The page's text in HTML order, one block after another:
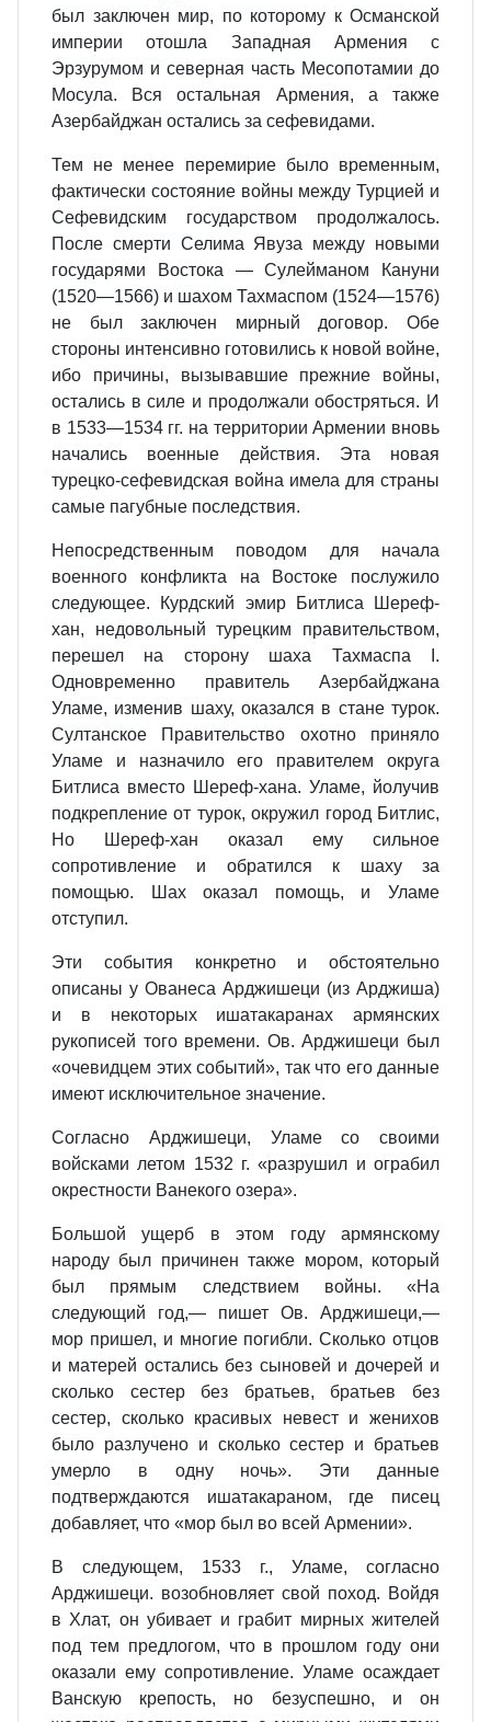
был заключен мир, по которому к Османской
империи отошла Западная Армения с
Эрзурумом и северная часть Месопотамии до
Мосула. Вся остальная Армения, а также
Азербайджан остались за сефевидами.
Тем не менее перемирие было временным,
фактически состояние войны между Турцией и
Сефевидским государством продолжалось.
После смерти Селима Явуза между новыми
государями Востока — Сулейманом Кануни
(1520—1566) и шахом Тахмаспом (1524—1576)
не был заключен мирный договор. Обе
стороны интенсивно готовились к новой войне,
ибо причины, вызывавшие прежние войны,
остались в силе и продолжали обостряться. И
в 1533—1534 гг. на территории Армении вновь
начались военные действия. Эта новая
турецко-сефевидская война имела для страны
самые пагубные последствия.
Непосредственным поводом для начала
военного конфликта на Востоке послужило
следующее. Курдский эмир Битлиса Шереф-
хан, недовольный турецким правительством,
перешел на сторону шаха Тахмаспа I.
Одновременно правитель Азербайджана
Уламе, изменив шаху, оказался в стане турок.
Султанское Правительство охотно приняло
Уламе и назначило его правителем округа
Битлиса вместо Шереф-хана. Уламе, йолучив
подкрепление от турок, окружил город Битлис,
Но Шереф-хан оказал ему сильное
сопротивление и обратился к шаху за
помощью. Шах оказал помощь, и Уламе
отступил.
Эти события конкретно и обстоятельно
описаны у Ованеса Арджишеци (из Арджиша)
и в некоторых ишатакаранах армянских
рукописей того времени. Ов. Арджишеци был
«очевидцем этих событий», так что его данные
имеют исключительное значение.
Согласно Арджишеци, Уламе со своими
войсками летом 1532 г. «разрушил и ограбил
окрестности Ванекого озера».
Большой ущерб в этом году армянскому
народу был причинен также мором, который
был прямым следствием войны. «На
следующий год,— пишет Ов. Арджишеци,—
мор пришел, и многие погибли. Сколько отцов
и матерей остались без сыновей и дочерей и
сколько сестер без братьев, братьев без
сестер, сколько красивых невест и женихов
было разлучено и сколько сестер и братьев
умерло в одну ночь». Эти данные
подтверждаются ишатакараном, где писец
добавляет, что «мор был во всей Армении».
В следующем, 1533 г., Уламе, согласно
Арджишеци. возобновляет свой поход. Войдя
в Хлат, он убивает и грабит мирных жителей
под тем предлогом, что в прошлом году они
оказали ему сопротивление. Уламе осаждает
Ванскую крепость, но безуспешно, и он